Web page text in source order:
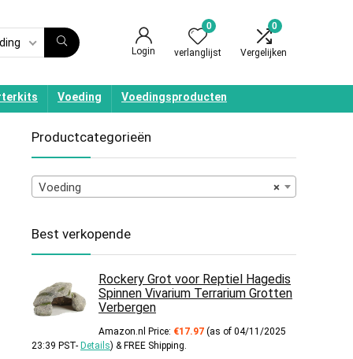
Login
0
verlanglijst
0
Vergelijken
Voeding Voedingsproducten
Productcategorieën
×
Voeding
Best verkopende
Rockery Grot voor Reptiel Hagedis
Spinnen Vivarium Terrarium Grotten
Verbergen
Amazon.nl Price: €17.97 (as of 04/11/2025
23:39 PST- Details) & FREE Shipping.